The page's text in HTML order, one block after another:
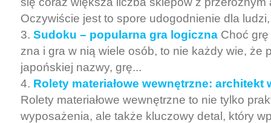
Oczywiście jest to spore udogodnienie dla
Sudoku – popularna gra logiczna Choć
zna i gra w nią wiele osób, to nie każdy wie, że
japońskiej nazwy, grę...
Rolety materiałowe wewnętrzne: architekt
Rolety materiałowe wewnętrzne to nie tylko
wyposażenia, ale także kluczowy detal, który